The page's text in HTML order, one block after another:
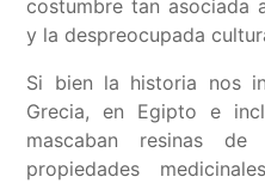
costumbre tan asociada
y la despreocupada
Si bien la historia nos
Grecia, en Egipto e
mascaban resinas
propiedades